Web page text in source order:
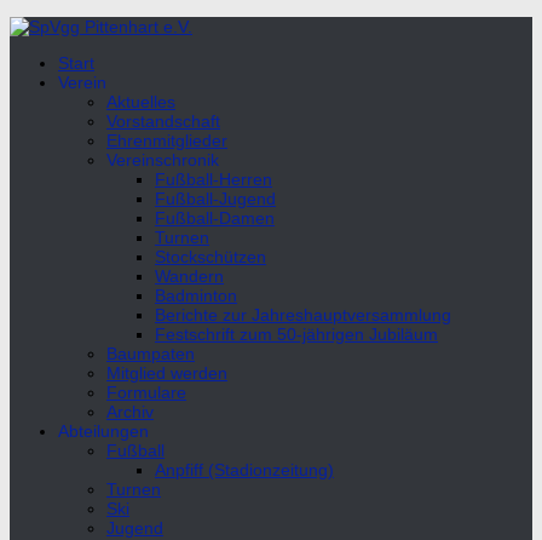
Unter
Inhalt
Start
Verein
Aktuelles
Vorstandschaft
Ehrenmitglieder
Vereinschronik
Fußball-Herren
Fußball-Jugend
Fußball-Damen
Turnen
Stockschützen
Wandern
Badminton
Berichte zur Jahreshauptversammlung
Festschrift zum 50-jährigen Jubiläum
Baumpaten
Mitglied werden
Formulare
Archiv
Abteilungen
Fußball
Anpfiff (Stadionzeitung)
Turnen
Ski
Jugend